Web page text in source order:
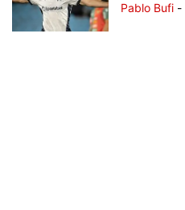
Pablo Bufi -